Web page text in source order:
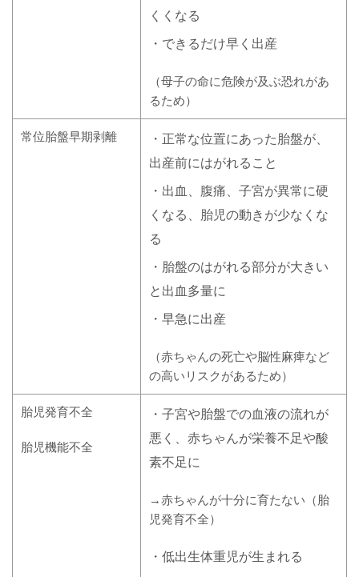
くくなる
・できるだけ早く出産
（母子の命に危険が及ぶ恐れがあ
るため）
常位胎盤早期剥離
・正常な位置にあった胎盤が、
出産前にはがれること
・出血、腹痛、子宮が異常に硬
くなる、胎児の動きが少なくな
る
・胎盤のはがれる部分が大きい
と出血多量に
・早急に出産
（赤ちゃんの死亡や脳性麻痺など
の高いリスクがあるため）
胎児発育不全
胎児機能不全
・子宮や胎盤での血液の流れが
悪く、赤ちゃんが栄養不足や酸
素不足に
→赤ちゃんが十分に育たない（胎
児発育不全）
・低出生体重児が生まれる